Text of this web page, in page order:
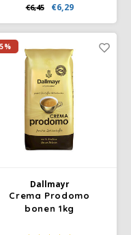
gebruik van 100% Arabica
koffiebonen uit de
die wij krachtig
branden (sterkte 4).
€6,45 €6,29
Dallmayr
Crema Prodomo
bonen 1kg